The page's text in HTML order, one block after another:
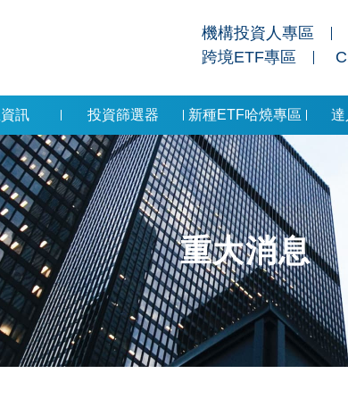
機構投資人專區
跨境ETF專區
訊 投資篩選器 新種ETF哈燒專區 達
重大消息